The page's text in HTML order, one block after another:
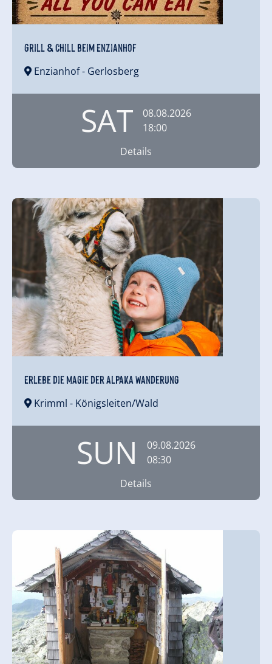
Grill & Chill beim Enzianhof
Enzianhof- Gerlosberg
SAT
08.08.2026
18:00
Details
Erlebe die Magie der Alpaka Wanderung
Krimml - Königsleiten/Wald
SUN
09.08.2026
08:30
Details